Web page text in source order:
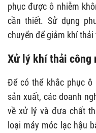
phục được ô nhiễm
cần thiết. Sử dụng
chuyển để giảm khí
Xử lý khí thải công
Để có thể khắc phục ô
sản xuất, các doanh
về xử lý và đưa chất
loại máy móc lạc hậu